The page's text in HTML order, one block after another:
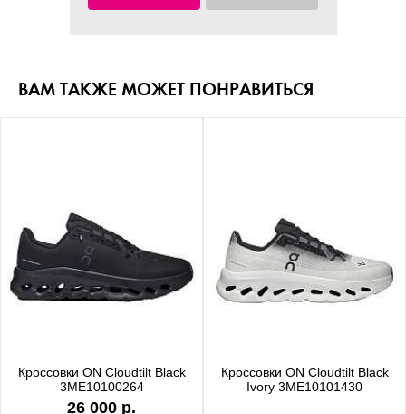
ВАМ ТАКЖЕ МОЖЕТ ПОНРАВИТЬСЯ
Кроссовки ON Cloudtilt Black
3ME10100264
26 000 р.
Кроссовки ON Cloudtilt Black
Ivory 3ME10101430